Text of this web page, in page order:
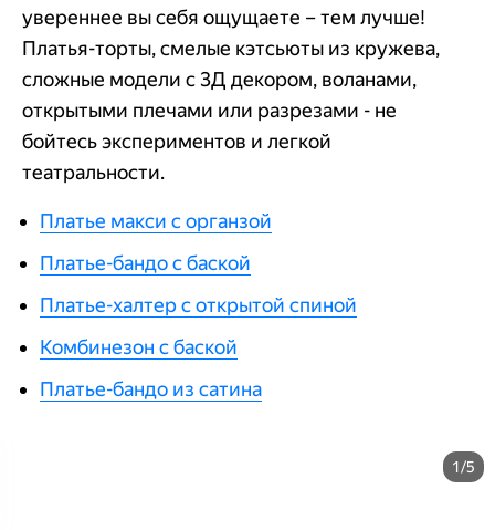
увереннее вы себя ощущаете – тем лучше!
Платья-торты, смелые кэтсьюты из кружева,
сложные модели с 3Д декором, воланами,
открытыми плечами или разрезами - не
бойтесь экспериментов и легкой
театральности.
Платье макси с органзой
Платье-бандо с баской
Платье-халтер с открытой спиной
Комбинезон с баской
Платье-бандо из сатина
1/5